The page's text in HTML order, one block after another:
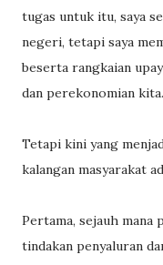
tugas untuk itu, saya
negeri, tetapi saya
beserta rangkaian
dan perekonomian kita.
Tetapi kini yang
kalangan masyarakat
Pertama, sejauh mana
tindakan penyaluran